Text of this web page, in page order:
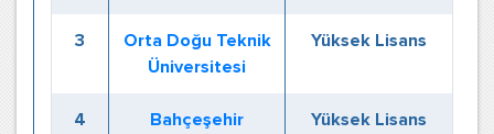
3
Orta Doğu Teknik
Üniversitesi
Yüksek Lisans
4
Bahçeşehir
Yüksek Lisans